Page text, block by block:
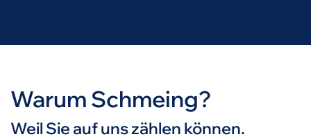
Warum Schmeing?
Weil Sie auf uns zählen können.